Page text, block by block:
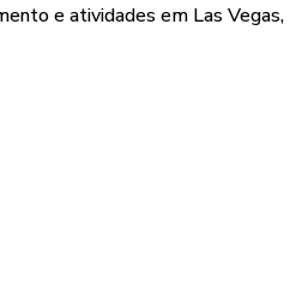
e atividades em Las Vegas,
em viagens para Las Vegas.